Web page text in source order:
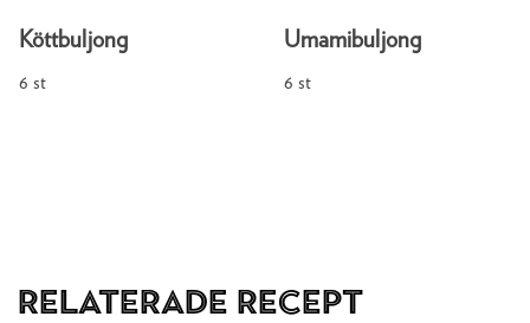
Köttbuljong
6 st
Umamibuljong
6 st
Relaterade recept